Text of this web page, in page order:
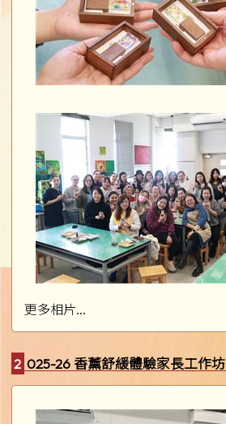
更多相片...
2025-26 香薰舒緩體驗家長工作坊